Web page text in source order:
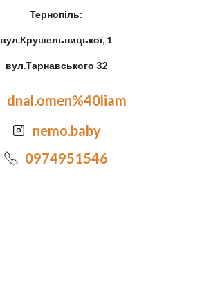
Тернопіль:
вул.Крушельницької, 1
вул.Тарнавського 32
dnal.omen%40liam
nemo.baby
0974951546